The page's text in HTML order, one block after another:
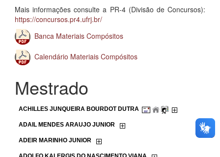
Mais informações consulte a PR-4 (Divisão de Concursos):
https://concursos.pr4.ufrj.br/
Banca Materiais Compósitos
Calendário Materiais Compósitos
Mestrado